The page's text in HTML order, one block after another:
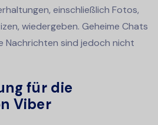
einschließlich Fotos,
wiedergeben. Geheime Chats
Nachrichten sind jedoch nicht
für die
Viber